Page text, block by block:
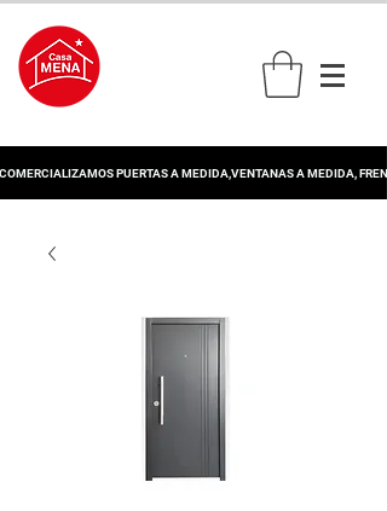
PUERTAS A MEDIDA,VENTANAS A MEDIDA,